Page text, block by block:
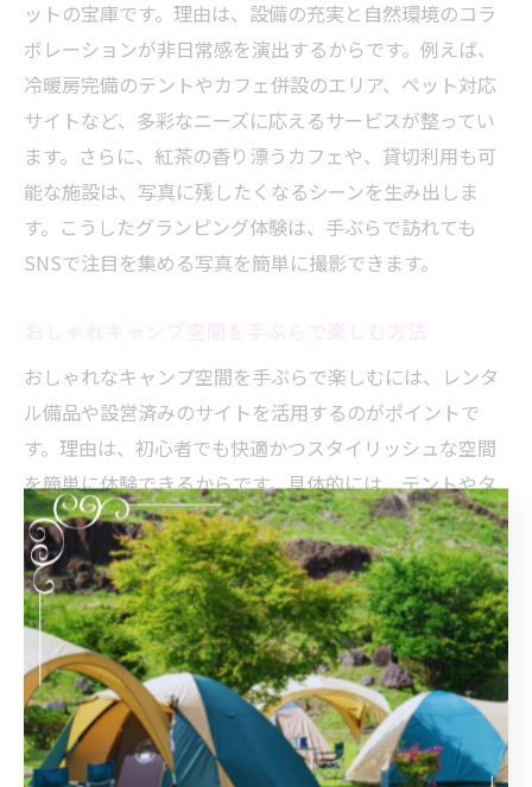
ットの宝庫です。理由は、設備の充実と自然環境のコラ
ボレーションが非日常感を演出するからです。例えば、
冷暖房完備のテントやカフェ併設のエリア、ペット対応
サイトなど、多彩なニーズに応えるサービスが整ってい
ます。さらに、紅茶の香り漂うカフェや、貸切利用も可
能な施設は、写真に残したくなるシーンを生み出しま
す。こうしたグランピング体験は、手ぶらで訪れても
SNSで注目を集める写真を簡単に撮影できます。
おしゃれなキャンプ空間を手ぶらで楽しむには、レンタ
ル備品や設営済みのサイトを活用するのがポイントで
す。理由は、初心者でも快適かつスタイリッシュな空間
を簡単に体験できるからです。具体的には、テントやタ
ープ、調理器具、テーブルセットなどがすべて揃ってい
るプランを選ぶことが推奨されます。また、カフェスペ
ースや清潔な設備が整った施設を選ぶことで、より快適
に過ごせます。これにより、荷物なしでおしゃれなアウ
トドア体験が実現できます。
自然美を活かした写真撮影のコツとポイント
自然美を最大限に活かした写真撮影のコツは、光の使い